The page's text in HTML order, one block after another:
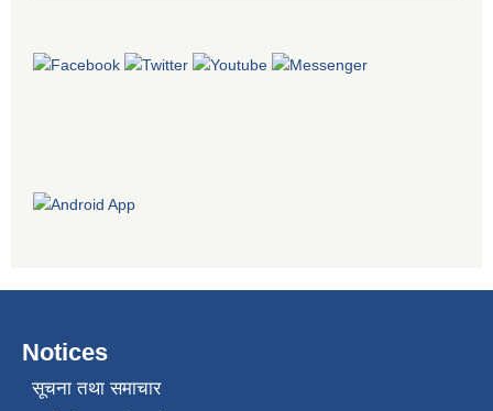
Notices
सूचना तथा समाचार